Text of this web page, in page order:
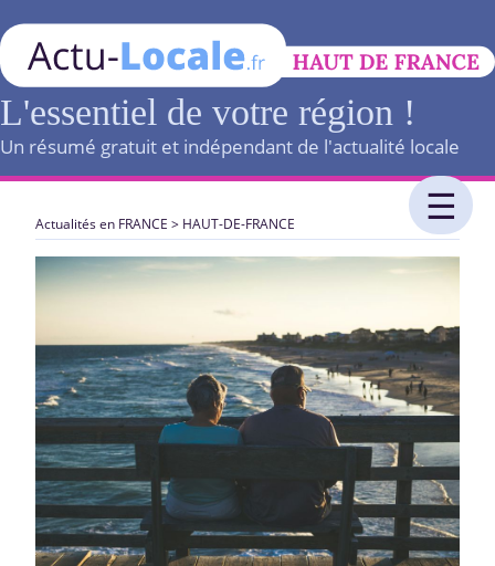
L'essentiel de votre région !
Un résumé gratuit et indépendant de l'actualité locale
Actualités en FRANCE > HAUT-DE-FRANCE